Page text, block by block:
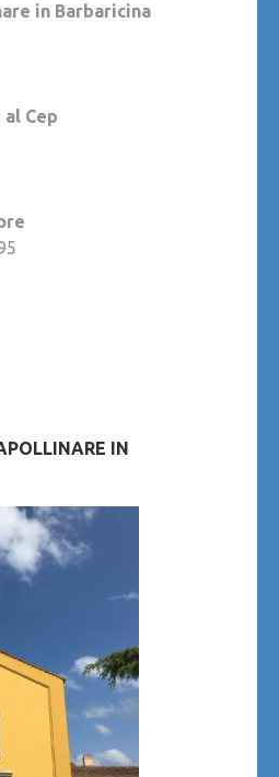
in Barbaricina
al Cep
IN